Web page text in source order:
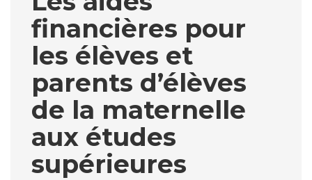
financières pour
les élèves et
parents d’élèves
de la maternelle
aux études
supérieures